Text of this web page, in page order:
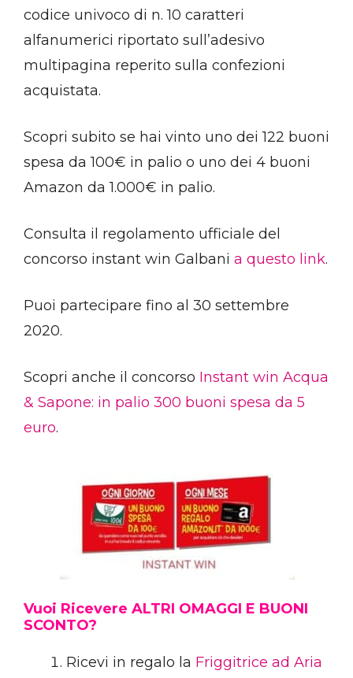
codice univoco di n. 10 caratteri
alfanumerici riportato sull’adesivo
multipagina reperito sulla confezioni
acquistata.
Scopri subito se hai vinto uno dei 122 buoni
spesa da 100€ in palio o uno dei 4 buoni
Amazon da 1.000€ in palio.
Consulta il regolamento ufficiale del
concorso instant win Galbani a questo link.
Puoi partecipare fino al 30 settembre
2020.
Scopri anche il concorso Instant win Acqua
& Sapone: in palio 300 buoni spesa da 5
euro.
Vuoi Ricevere ALTRI OMAGGI E BUONI
SCONTO?
Ricevi in regalo la Friggitrice ad Aria